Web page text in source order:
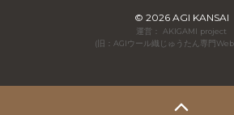
© 2026 AGI KANSAI
運営： AKIGAMI project
(旧：AGIウール織じゅうたん専門